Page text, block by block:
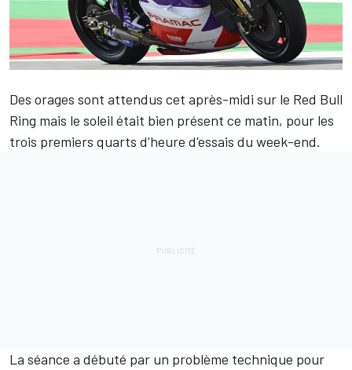
Des orages sont attendus cet après-midi sur le Red Bull
Ring mais le soleil était bien présent ce matin, pour les
trois premiers quarts d'heure d'essais du week-end.
La séance a débuté par un problème technique pour